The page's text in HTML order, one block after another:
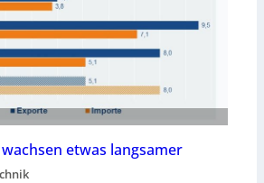
etwas langsamer